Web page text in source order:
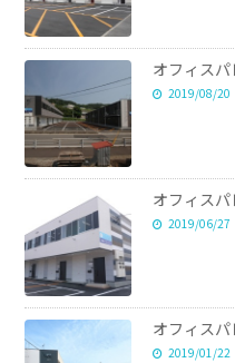
オフィス
2019/08/20
オフィス
2019/06/27
オフィス
2019/01/22